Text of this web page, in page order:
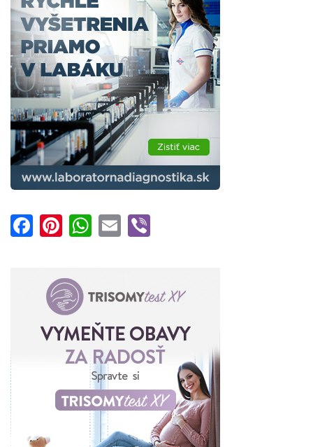
Facebook
Pinterest
WhatsApp
Email